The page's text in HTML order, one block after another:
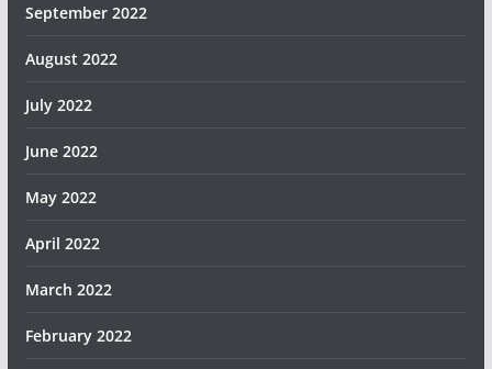
September 2022
August 2022
July 2022
June 2022
May 2022
April 2022
March 2022
February 2022